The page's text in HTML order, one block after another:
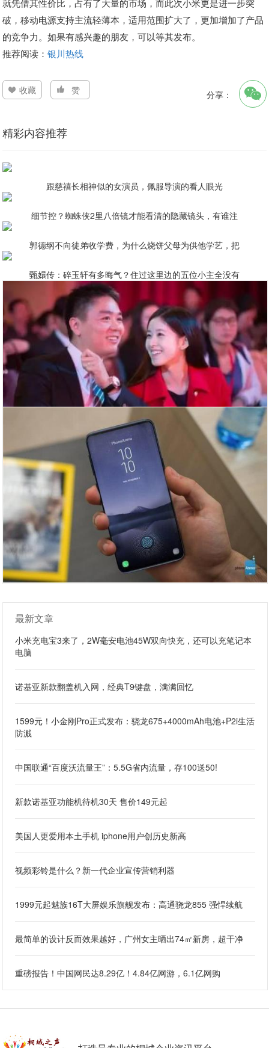
就凭借其性价比，占有了大量的市场，而此次小米更是进一步突
破，移动电源支持主流轻薄本，适用范围扩大了，更加增加了产品
的竞争力。如果有感兴趣的朋友，可以等其发布。
推荐阅读：银川热线
收藏 赞 分享：
精彩内容推荐
跟慈禧长相神似的女演员，佩服导演的看人眼光
细节控？蜘蛛侠2里八倍镜才能看清的隐藏镜头，有谁注
郭德纲不向徒弟收学费，为什么烧饼父母为供他学艺，把
甄嬛传：碎玉轩有多晦气？住过这里边的五位小主全没有
最新文章
小米充电宝3来了，2W毫安电池45W双向快充，还可以充笔记本
电脑
诺基亚新款翻盖机入网，经典T9键盘，满满回忆
1599元！小金刚Pro正式发布：骁龙675+4000mAh电池+P2i生活
防溅
中国联通“百度沃流量王”：5.5G省内流量，存100送50!
新款诺基亚功能机待机30天 售价149元起
美国人更爱用本土手机 iphone用户创历史新高
视频彩铃是什么？新一代企业宣传营销利器
1999元起魅族16T大屏娱乐旗舰发布：高通骁龙855 强悍续航
最简单的设计反而效果越好，广州女主晒出74㎡新房，超干净
重磅报告！中国网民达8.29亿！4.84亿网游，6.1亿网购